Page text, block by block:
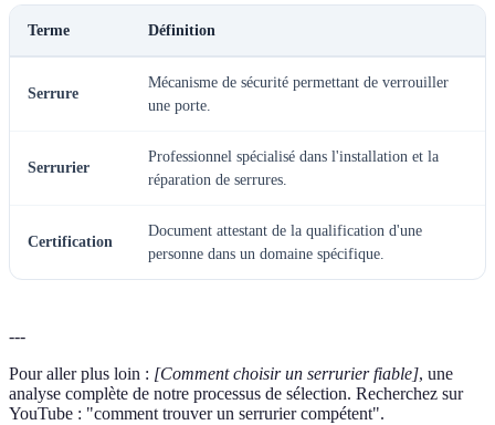
Terme Définition
Serrure
Mécanisme de sécurité permettant de verrouiller
une porte.
Serrurier
Professionnel spécialisé dans l'installation et la
réparation de serrures.
Certification
Document attestant de la qualification d'une
personne dans un domaine spécifique.
---
Pour aller plus loin : [Comment choisir un serrurier fiable], une
analyse complète de notre processus de sélection. Recherchez sur
YouTube : "comment trouver un serrurier compétent".